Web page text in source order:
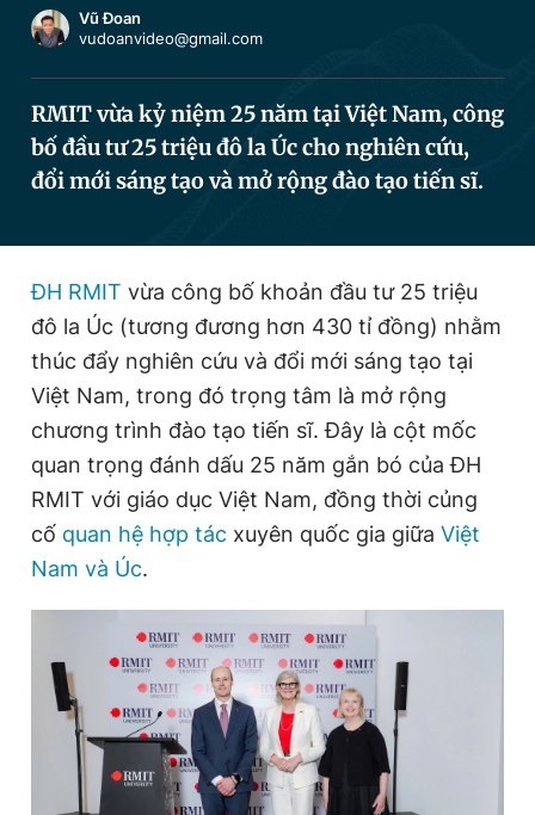
Đọc Thanh Niên trên điện thoại
Theo dõi báo trên
Hotline
0906 645 777
Liên hệ quảng cáo
0908 780 404
Đặt báo Quảng cáo RSS Tòa soạn Chính sách bảo
Phó tổng biên tập thường trực: Hải Thành
Phó tổng biên tập: Lâm Hiếu Dũng
Phó tổng biên tập: Trần Việt Hưng
Tổng thư ký tòa soạn: Đức Trung
Giấy phép xuất bản số 110/GP - BTTTT cấp ngày 24.3.2020
© 2003-2026 Bản quyền thuộc về Báo Thanh Niên. Cấm sao
chép dưới mọi hình thức nếu không có sự chấp thuận bằng văn
bản. Phát triển bởi ePi Technologies, JSC.
Vũ Đoan
vudoanvideo@gmail.com
RMIT vừa kỷ niệm 25 năm tại Việt Nam, công
bố đầu tư 25 triệu đô la Úc cho nghiên cứu,
đổi mới sáng tạo và mở rộng đào tạo tiến sĩ.
ĐH RMIT vừa công bố khoản đầu tư 25 triệu
đô la Úc (tương đương hơn 430 tỉ đồng) nhằm
thúc đẩy nghiên cứu và đổi mới sáng tạo tại
Việt Nam, trong đó trọng tâm là mở rộng
chương trình đào tạo tiến sĩ. Đây là cột mốc
quan trọng đánh dấu 25 năm gắn bó của ĐH
RMIT với giáo dục Việt Nam, đồng thời củng
cố quan hệ hợp tác xuyên quốc gia giữa Việt
Nam và Úc.